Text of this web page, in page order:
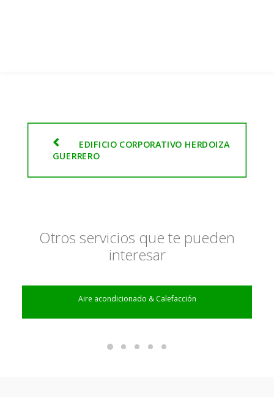
EDIFICIO CORPORATIVO HERDOIZA
GUERRERO
Otros servicios que te pueden
interesar
Aire acondicionado & Calefacción